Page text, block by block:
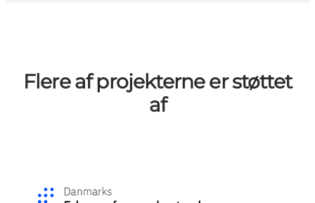
Flere af projekterne er støttet
af